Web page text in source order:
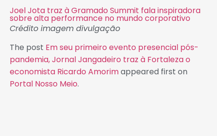
Joel Jota traz à Gramado Summit fala inspiradora
sobre alta performance no mundo corporativo
Crédito imagem divulgação
The post Em seu primeiro evento presencial pós-
pandemia, Jornal Jangadeiro traz à Fortaleza o
economista Ricardo Amorimappeared first on
Portal Nosso Meio.